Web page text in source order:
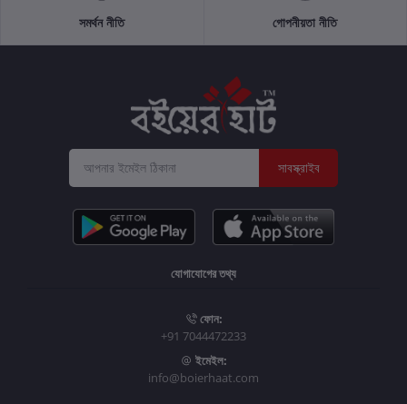
সমর্থন নীতি গোপনীয়তা নীতি
সাবস্ক্রাইব
যোগাযোগের তথ্য
ফোন:
+91 7044472233
ইমেইল:
info@boierhaat.com